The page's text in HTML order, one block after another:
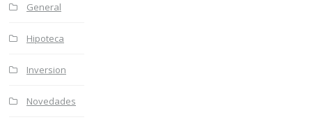
General
Hipoteca
Inversion
Novedades